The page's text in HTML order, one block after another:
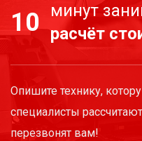
10
минут
расчёт
Опишите технику,
специалисты
перезвонят вам!